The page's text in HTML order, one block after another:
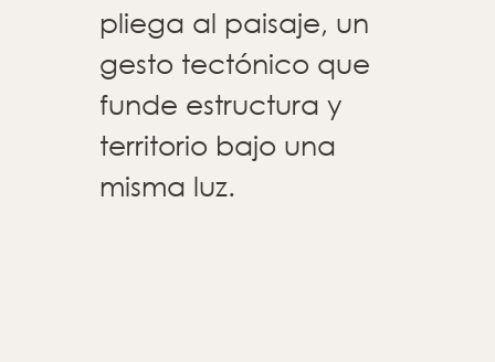
pliega al paisaje, un
gesto tectónico que
funde estructura y
territorio bajo una
misma luz.